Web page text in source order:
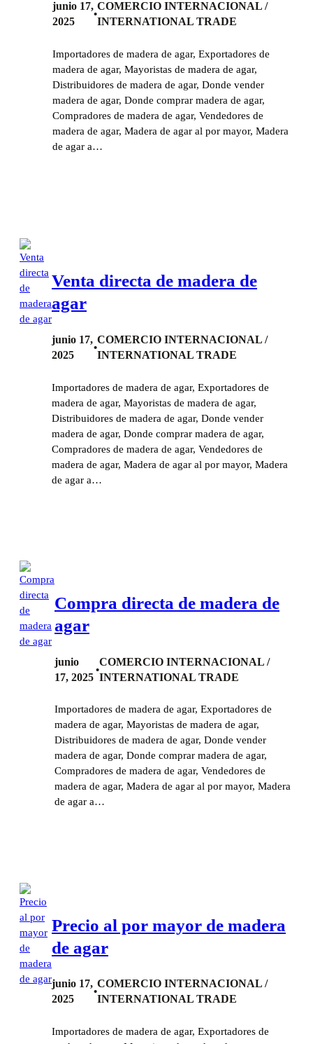
junio 17,
2025
•
COMERCIO INTERNACIONAL /
INTERNATIONAL TRADE
Importadores de madera de agar, Exportadores de
madera de agar, Mayoristas de madera de agar,
Distribuidores de madera de agar, Donde vender
madera de agar, Donde comprar madera de agar,
Compradores de madera de agar, Vendedores de
madera de agar, Madera de agar al por mayor, Madera
de agar a…
Venta directa de madera de
agar
junio 17,
2025
•
COMERCIO INTERNACIONAL /
INTERNATIONAL TRADE
Importadores de madera de agar, Exportadores de
madera de agar, Mayoristas de madera de agar,
Distribuidores de madera de agar, Donde vender
madera de agar, Donde comprar madera de agar,
Compradores de madera de agar, Vendedores de
madera de agar, Madera de agar al por mayor, Madera
de agar a…
Compra directa de madera de
agar
junio
17, 2025
•
COMERCIO INTERNACIONAL /
INTERNATIONAL TRADE
Importadores de madera de agar, Exportadores de
madera de agar, Mayoristas de madera de agar,
Distribuidores de madera de agar, Donde vender
madera de agar, Donde comprar madera de agar,
Compradores de madera de agar, Vendedores de
madera de agar, Madera de agar al por mayor, Madera
de agar a…
Precio al por mayor de madera
de agar
junio 17,
2025
•
COMERCIO INTERNACIONAL /
INTERNATIONAL TRADE
Importadores de madera de agar, Exportadores de